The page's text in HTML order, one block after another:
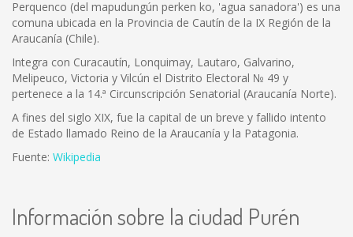
Perquenco (del mapudungún perken ko, 'agua sanadora') es una
comuna ubicada en la Provincia de Cautín de la IX Región de la
Araucanía (Chile).
Integra con Curacautín, Lonquimay, Lautaro, Galvarino,
Melipeuco, Victoria y Vilcún el Distrito Electoral № 49 y
pertenece a la 14.ª Circunscripción Senatorial (Araucanía Norte).
A fines del siglo XIX, fue la capital de un breve y fallido intento
de Estado llamado Reino de la Araucanía y la Patagonia.
Fuente: Wikipedia
Información sobre la ciudad Purén